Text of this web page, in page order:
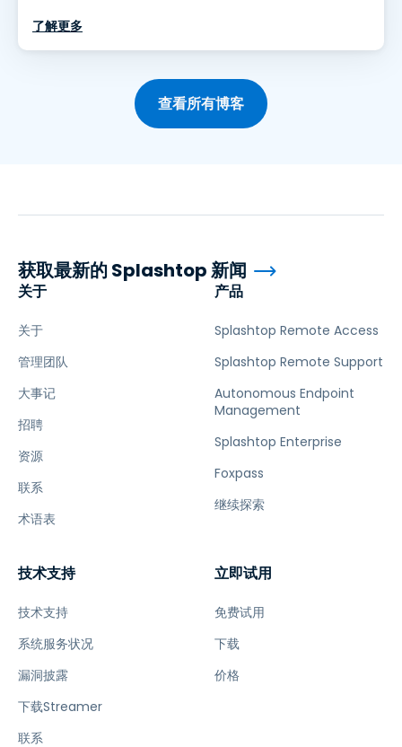
了解更多
查看所有博客
关于
关于
管理团队
大事记
招聘
资源
联系
术语表
产品
Splashtop Remote Access
Splashtop Remote Support
Autonomous Endpoint
Management
Splashtop Enterprise
Foxpass
继续探索
技术支持
技术支持
系统服务状况
漏洞披露
下载Streamer
联系
立即试用
免费试用
下载
价格
获取最新的 Splashtop 新闻